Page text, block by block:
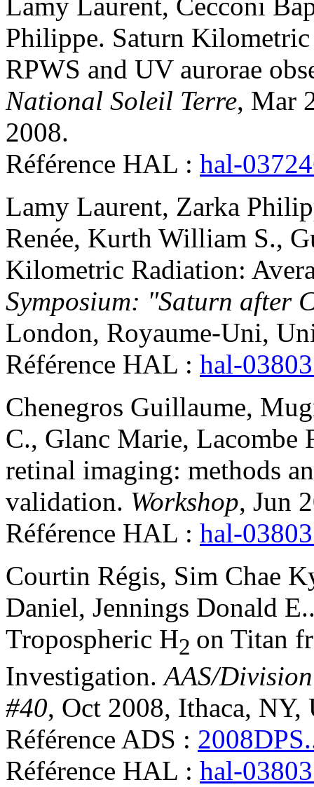
Lamy Laurent, Cecconi
Philippe. Saturn
RPWS and UV aurorae
National Soleil Terre, Mar
2008.
Référence HAL : hal-
Lamy Laurent, Zarka
Renée, Kurth William S.,
Kilometric Radiation:
Symposium: "Saturn after
London, Royaume-Uni,
Référence HAL : hal-
Chenegros Guillaume,
C., Glanc Marie, Lacombe
retinal imaging: methods
validation. Workshop, Jun
Référence HAL : hal-
Courtin Régis, Sim Chae
Daniel, Jennings Donald E.
Tropospheric H2 on Titan
Investigation.AAS/
#40, Oct 2008, Ithaca, NY,
Référence ADS :
Référence HAL : hal-